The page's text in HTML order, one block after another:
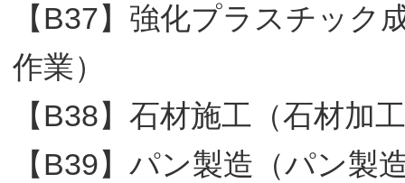
【B37】強化プラスチック
作業）
【B38】石材施工（石材加
【B39】パン製造（パン製